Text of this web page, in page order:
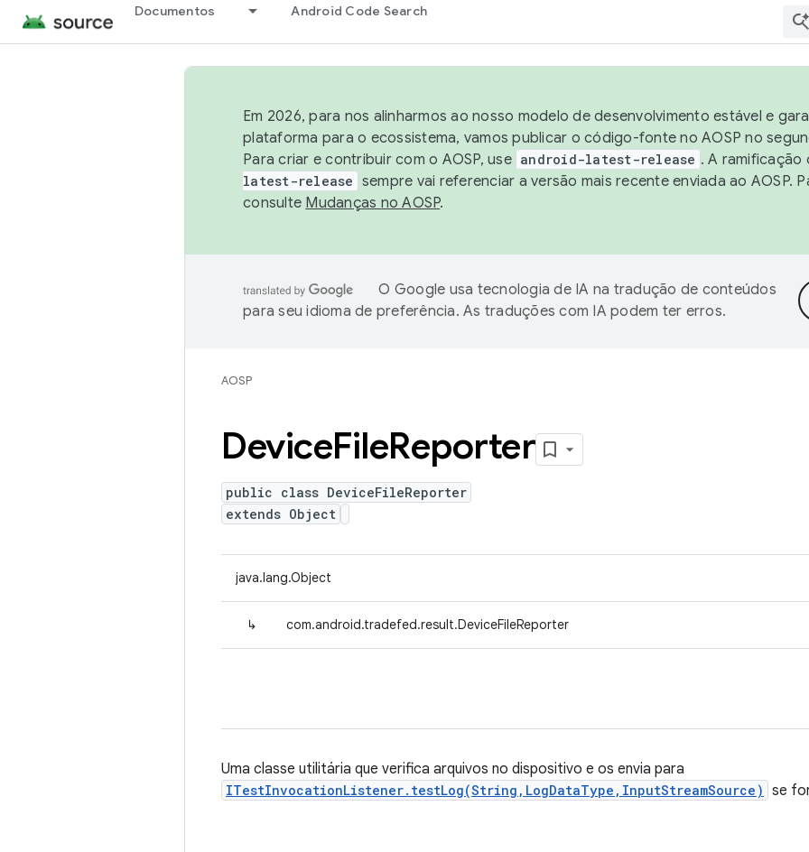
Documentos Android Code Search
Em 2026, para nos alinharmos ao nosso modelo de desenvolvimento estável e
plataforma para o ecossistema, vamos publicar o código-fonte no AOSP no
Para criar e contribuir com o AOSP, use android-latest-release . A
latest-release sempre vai referenciar a versão mais recente enviada ao AOSP.
consulte Mudanças no AOSP.
O Google usa tecnologia de IA na tradução de conteúdos
para seu idioma de preferência. As traduções com IA podem ter erros.
AOSP
DeviceFileReporter
public class DeviceFileReporter
extends Object
java.lang.Object
↳ com.android.tradefed.result.DeviceFileReporter
Uma classe utilitária que verifica arquivos no dispositivo e os envia para
ITestInvocationListener.testLog(String,LogDataType,InputStreamSource) se